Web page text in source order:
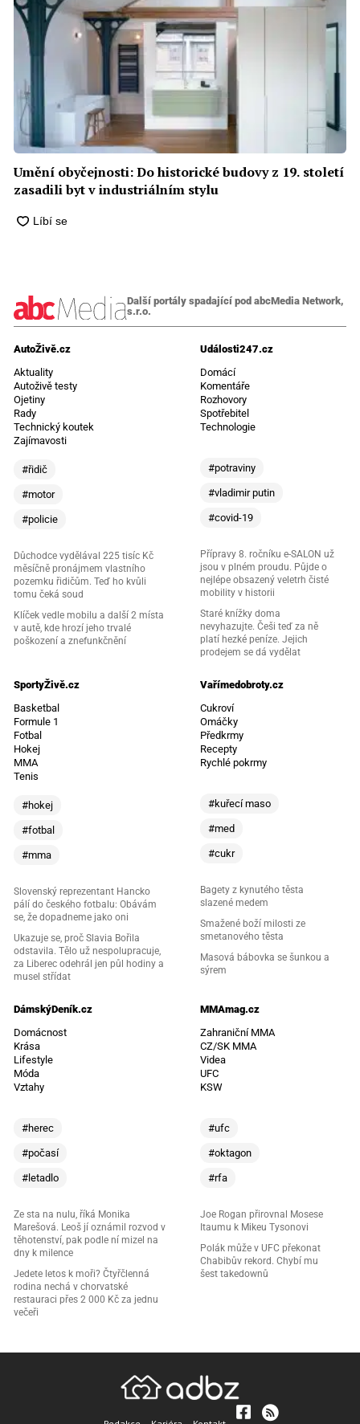
Umění obyčejnosti: Do historické budovy z 19. století
zasadili byt v industriálním stylu
Další portály spadající pod abcMedia Network,
s.r.o.
AutoŽivě.cz
Aktuality
Autoživě testy
Ojetiny
Rady
Technický koutek
Zajímavosti
#řidič
#motor
#policie
Důchodce vydělával 225 tisíc Kč
měsíčně pronájmem vlastního
pozemku řidičům. Teď ho kvůli
tomu čeká soud
Klíček vedle mobilu a další 2 místa
v autě, kde hrozí jeho trvalé
poškození a znefunkčnění
Události247.cz
Domácí
Komentáře
Rozhovory
Spotřebitel
Technologie
#potraviny
#vladimir putin
#covid-19
Přípravy 8. ročníku e-SALON už
jsou v plném proudu. Půjde o
nejlépe obsazený veletrh čisté
mobility v historii
Staré knížky doma
nevyhazujte. Češi teď za ně
platí hezké peníze. Jejich
prodejem se dá vydělat
SportyŽivě.cz
Basketbal
Formule 1
Fotbal
Hokej
MMA
Tenis
#hokej
#fotbal
#mma
Slovenský reprezentant Hancko
pálí do českého fotbalu: Obávám
se, že dopadneme jako oni
Ukazuje se, proč Slavia Bořila
odstavila. Tělo už nespolupracuje,
za Liberec odehrál jen půl hodiny a
musel střídat
Vařímedobroty.cz
Cukroví
Omáčky
Předkrmy
Recepty
Rychlé pokrmy
#kuřecí maso
#med
#cukr
Bagety z kynutého těsta
slazené medem
Smažené boží milosti ze
smetanového těsta
Masová bábovka se šunkou a
sýrem
DámskýDeník.cz
Domácnost
Krása
Lifestyle
Móda
Vztahy
#herec
#počasí
#letadlo
Ze sta na nulu, říká Monika
Marešová. Leoš jí oznámil rozvod v
těhotenství, pak podle ní mizel na
dny k milence
Jedete letos k moři? Čtyřčlenná
rodina nechá v chorvatské
restauraci přes 2 000 Kč za jednu
večeři
MMAmag.cz
Zahraniční MMA
CZ/SK MMA
Videa
UFC
KSW
#ufc
#oktagon
#rfa
Joe Rogan přirovnal Mosese
Itaumu k Mikeu Tysonovi
Polák může v UFC překonat
Chabibův rekord. Chybí mu
šest takedownů